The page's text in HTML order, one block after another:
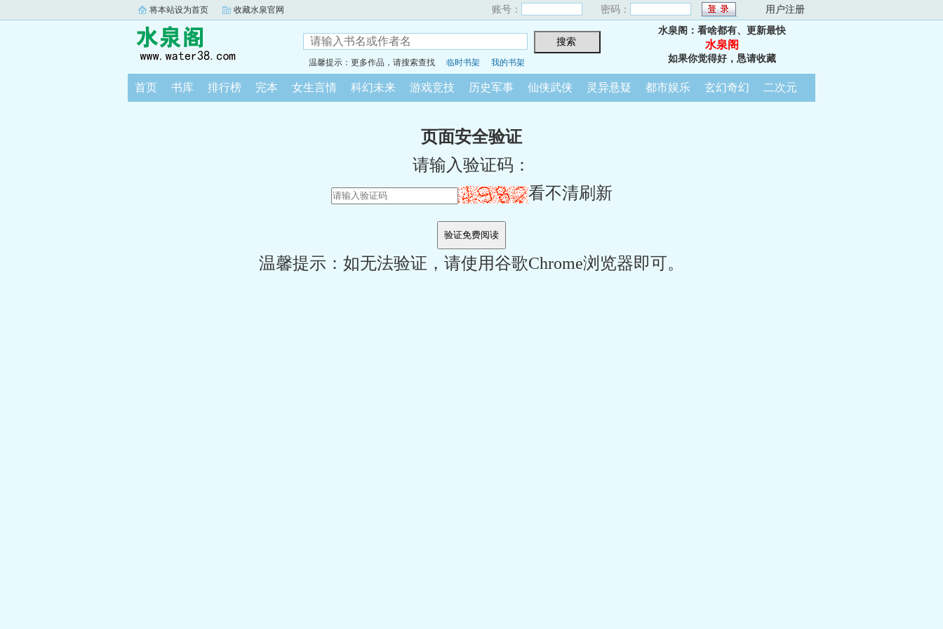
将本站设为首页 收藏水泉官网 账号： 密码： 用户注册
温馨提示：更多作品，请搜索查找 临时书架 我的书架
水泉阁：看啥都有、更新最快
水泉阁
如果你觉得好，恳请收藏
首页 书库 排行榜 完本 女生言情 科幻未来 游戏竞技 历史军事 仙侠武侠 灵异悬疑 都市娱乐 玄幻奇幻 二次元
页面安全验证
请输入验证码：
看不清刷新
温馨提示：如无法验证，请使用谷歌Chrome浏览器即可。